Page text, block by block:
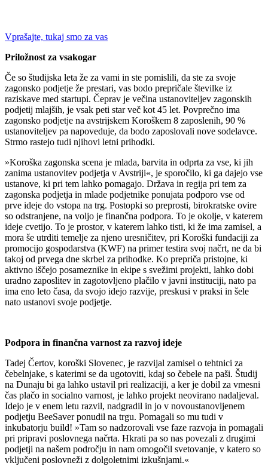
Vprašajte, tukaj smo za vas
Priložnost za vsakogar
Če so študijska leta že za vami in ste pomislili, da ste za svoje
zagonsko podjetje že prestari, vas bodo prepričale številke iz
raziskave med startupi. Čeprav je večina ustanoviteljev zagonskih
podjetij mlajših, je vsak peti star več kot 45 let. Povprečno ima
zagonsko podjetje na avstrijskem Koroškem 8 zaposlenih, 90 %
ustanoviteljev pa napoveduje, da bodo zaposlovali nove sodelavce.
Strmo rastejo tudi njihovi letni prihodki.
»Koroška zagonska scena je mlada, barvita in odprta za vse, ki jih
zanima ustanovitev podjetja v Avstriji«, je sporočilo, ki ga dajejo vse
ustanove, ki pri tem lahko pomagajo. Država in regija pri tem za
zagonska podjetja in mlade podjetnike ponujata podporo vse od
prve ideje do vstopa na trg. Postopki so preprosti, birokratske ovire
so odstranjene, na voljo je finančna podpora. To je okolje, v katerem
ideje cvetijo. To je prostor, v katerem lahko tisti, ki že ima zamisel, a
mora še utrditi temelje za njeno uresničitev, pri Koroški fundaciji za
promocijo gospodarstva (KWF) na primer testira svoj načrt, ne da bi
takoj od prvega dne skrbel za prihodke. Ko prepriča pristojne, ki
aktivno iščejo posameznike in ekipe s svežimi projekti, lahko dobi
uradno zaposlitev in zagotovljeno plačilo v javni instituciji, nato pa
ima eno leto časa, da svojo idejo razvije, preskusi v praksi in šele
nato ustanovi svoje podjetje.
Podpora in finančna varnost za razvoj ideje
Tadej Čertov, koroški Slovenec, je razvijal zamisel o tehtnici za
čebelnjake, s katerimi se da ugotoviti, kdaj so čebele na paši. Študij
na Dunaju bi ga lahko ustavil pri realizaciji, a ker je dobil za vmesni
čas plačo in socialno varnost, je lahko projekt neovirano nadaljeval.
Idejo je v enem letu razvil, nadgradil in jo v novoustanovljenem
podjetju BeeSaver ponudil na trgu. Pomagali so mu tudi v
inkubatorju build! »Tam so nadzorovali vse faze razvoja in pomagali
pri pripravi poslovnega načrta. Hkrati pa so nas povezali z drugimi
podjetji na našem področju in nam omogočil svetovanje, v katero so
vključeni poslovneži z dolgoletnimi izkušnjami.«